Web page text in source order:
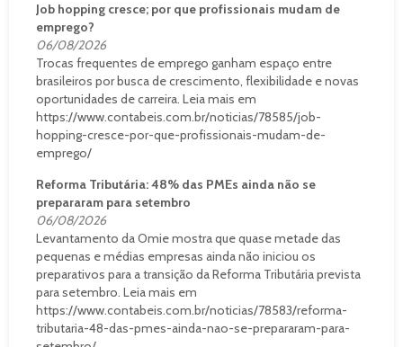
Job hopping cresce; por que profissionais mudam de
emprego?
06/08/2026
Trocas frequentes de emprego ganham espaço entre
brasileiros por busca de crescimento, flexibilidade e novas
oportunidades de carreira. Leia mais em
https://www.contabeis.com.br/noticias/78585/job-
hopping-cresce-por-que-profissionais-mudam-de-
emprego/
Reforma Tributária: 48% das PMEs ainda não se
prepararam para setembro
06/08/2026
Levantamento da Omie mostra que quase metade das
pequenas e médias empresas ainda não iniciou os
preparativos para a transição da Reforma Tributária prevista
para setembro. Leia mais em
https://www.contabeis.com.br/noticias/78583/reforma-
tributaria-48-das-pmes-ainda-nao-se-prepararam-para-